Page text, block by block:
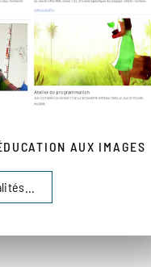
AUX IMAGES